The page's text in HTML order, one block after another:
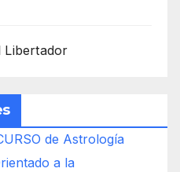
Libertador
de Astrología
a la